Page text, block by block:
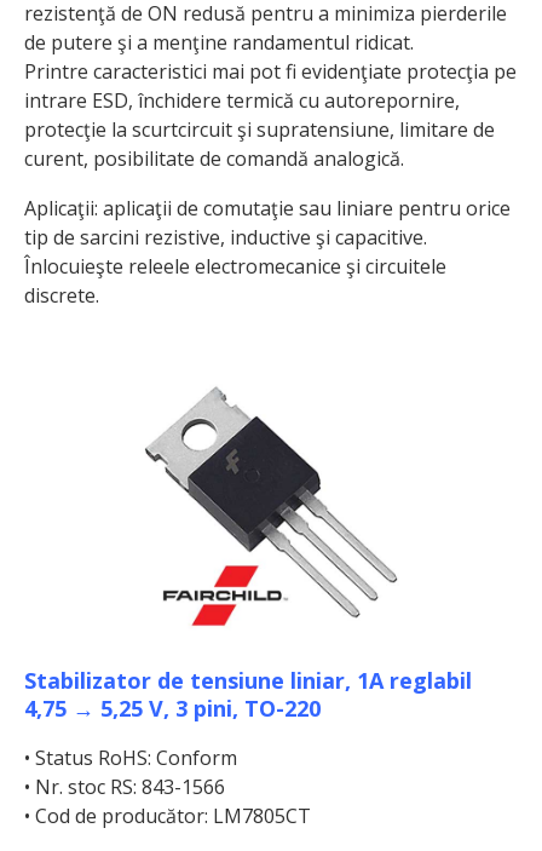
rezistenţă de ON redusă pentru a minimiza pierderile
de putere şi a menţine randamentul ridicat.
Printre caracteristici mai pot fi evidenţiate protecţia pe
intrare ESD, închidere termică cu autorepornire,
protecţie la scurtcircuit şi supratensiune, limitare de
curent, posibilitate de comandă analogică.
Aplicaţii: aplicaţii de comutaţie sau liniare pentru orice
tip de sarcini rezistive, inductive şi capacitive.
Înlocuieşte releele electromecanice şi circuitele
discrete.
Stabilizator de tensiune liniar, 1A reglabil
4,75 → 5,25 V, 3 pini, TO-220
• Status RoHS: Conform
• Nr. stoc RS: 843-1566
• Cod de producător: LM7805CT